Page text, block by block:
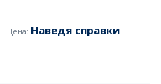
Наведя справки